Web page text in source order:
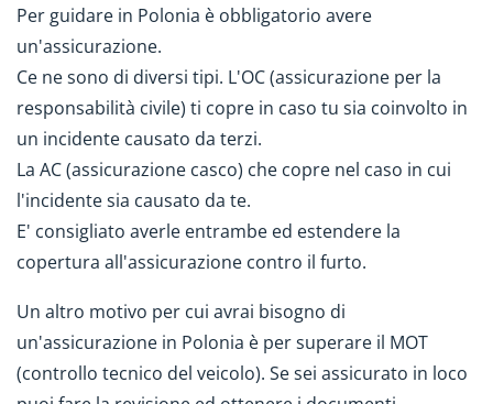
Per guidare in Polonia è obbligatorio avere
un'assicurazione.
Ce ne sono di diversi tipi. L'OC (assicurazione per la
responsabilità civile) ti copre in caso tu sia coinvolto in
un incidente causato da terzi.
La AC (assicurazione casco) che copre nel caso in cui
l'incidente sia causato da te.
E' consigliato averle entrambe ed estendere la
copertura all'assicurazione contro il furto.
Un altro motivo per cui avrai bisogno di
un'assicurazione in Polonia è per superare il MOT
(controllo tecnico del veicolo). Se sei assicurato in loco